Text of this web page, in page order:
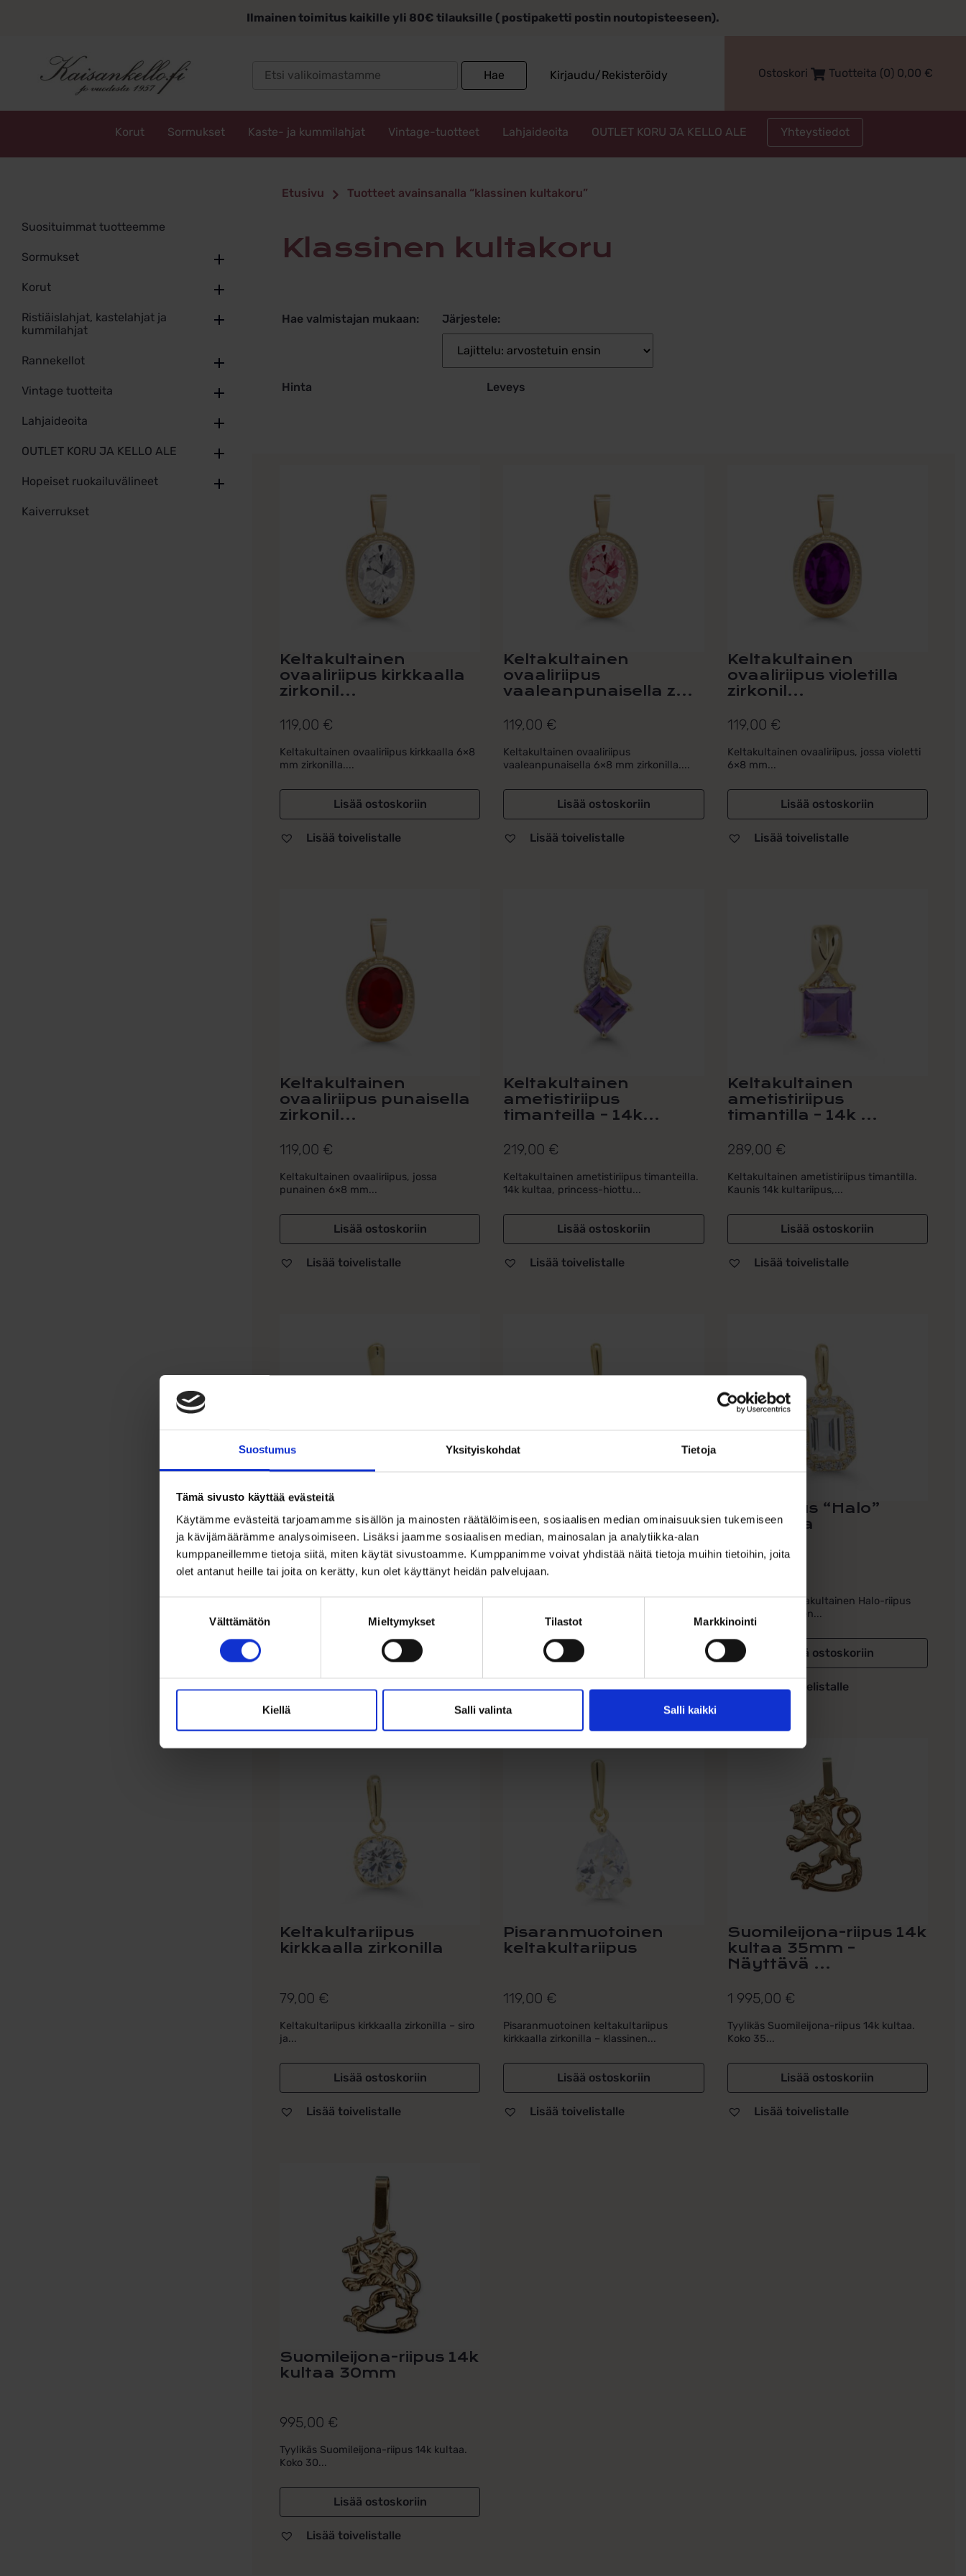
Suostumus Yksityiskohdat Tietoja
Tämä sivusto käyttää evästeitä
Käytämme evästeitä tarjoamamme sisällön ja mainosten räätälöimiseen, sosiaalisen median ominaisuuksien tukemiseen
ja kävijämäärämme analysoimiseen. Lisäksi jaamme sosiaalisen median, mainosalan ja analytiikka-alan
kumppaneillemme tietoja siitä, miten käytät sivustoamme. Kumppanimme voivat yhdistää näitä tietoja muihin tietoihin, joita
olet antanut heille tai joita on kerätty, kun olet käyttänyt heidän palvelujaan.
Välttämätön Mieltymykset Tilastot Markkinointi
Kiellä Salli valinta Salli kaikki
Ilmainen toimitus kaikille yli 80€ tilauksille ( postipaketti postin noutopisteeseen).
Hae Kirjaudu/Rekisteröidy Ostoskori Tuotteita (0) 0,00 €
Korut Sormukset Kaste- ja kummilahjat Vintage-tuotteet Lahjaideoita OUTLET KORU JA KELLO ALE Yhteystiedot
klassinen kultakoru
Suosituimmat tuotteemme
Sormukset
Korut
Ristiäislahjat, kastelahjat ja
kummilahjat
Rannekellot
Vintage tuotteita
Lahjaideoita
OUTLET KORU JA KELLO ALE
Hopeiset ruokailuvälineet
Kaiverrukset
Etusivu Tuotteet avainsanalla “klassinen kultakoru”
klassinen kultakoru
Hae valmistajan mukaan: Järjestele:
Hinta Leveys
Keltakultainen
ovaaliriipus kirkkaalla
zirkonil...
119,00 €
Keltakultainen ovaaliriipus kirkkaalla 6×8
mm zirkonilla....
Lisää ostoskoriin
Lisää toivelistalle
Keltakultainen
ovaaliriipus
vaaleanpunaisella z...
119,00 €
Keltakultainen ovaaliriipus
vaaleanpunaisella 6×8 mm zirkonilla....
Lisää ostoskoriin
Lisää toivelistalle
Keltakultainen
ovaaliriipus violetilla
zirkonil...
119,00 €
Keltakultainen ovaaliriipus, jossa violetti
6×8 mm...
Lisää ostoskoriin
Lisää toivelistalle
Keltakultainen
ovaaliriipus punaisella
zirkonil...
119,00 €
Keltakultainen ovaaliriipus, jossa
punainen 6×8 mm...
Lisää ostoskoriin
Lisää toivelistalle
Keltakultainen
ametistiriipus
timanteilla – 14k...
219,00 €
Keltakultainen ametistiriipus timanteilla.
14k kultaa, princess-hiottu...
Lisää ostoskoriin
Lisää toivelistalle
Keltakultainen
ametistiriipus
timantilla – 14k ...
289,00 €
Keltakultainen ametistiriipus timantilla.
Kaunis 14k kultariipus,...
Lisää ostoskoriin
Lisää toivelistalle
7mm
75,00 €
Keltakultariipus kirkkaalla zirkonilla – siro
Lisää ostoskoriin
Lisää toivelistalle
kissariipus zirkoneilla
165,00
Ihastuttava 14k keltakultainen kissariipus
Lisää ostoskoriin
Lisää toivelistalle
Kultariipus “Halo”
zirkoneilla
Tyylikäs 14k keltakultainen Halo-riipus
säihkyy kirkkaiden...
Lisää ostoskoriin
Lisää toivelistalle
Keltakultariipus
kirkkaalla zirkonilla
79,00 €
Keltakultariipus kirkkaalla zirkonilla – siro
ja...
Lisää ostoskoriin
Lisää toivelistalle
Pisaranmuotoinen
keltakultariipus
119,00 €
Pisaranmuotoinen keltakultariipus
kirkkaalla zirkonilla – klassinen...
Lisää ostoskoriin
Lisää toivelistalle
Suomileijona-riipus 14k
kultaa 35mm –
Näyttävä ...
1 995,00 €
Tyylikäs Suomileijona-riipus 14k kultaa.
Koko 35...
Lisää ostoskoriin
Lisää toivelistalle
Suomileijona-riipus 14k
kultaa 30mm
995,00 €
Tyylikäs Suomileijona-riipus 14k kultaa.
Koko 30...
Lisää ostoskoriin
Lisää toivelistalle